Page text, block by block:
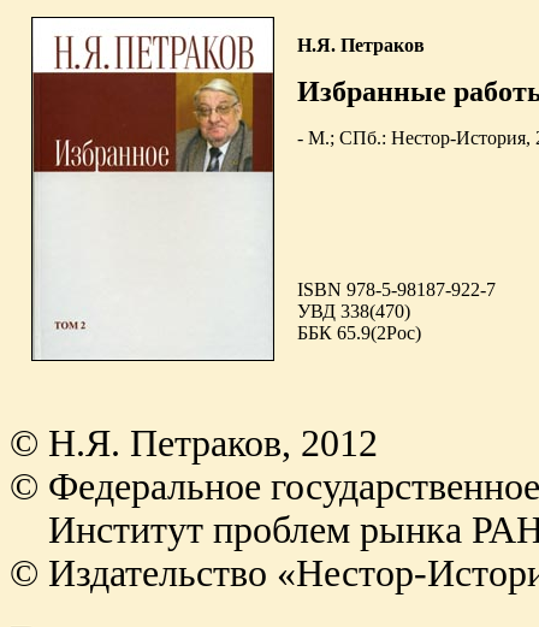
Н.Я. Петраков
Избранные
- М.; СПб.: Нестор-История,
ISBN 978-5-98187-922-7
УВД 338(470)
ББК 65.9(2Рос)
© Н.Я. Петраков, 2012
© Федеральное
Институт проблем рынка
© Издательство «Нестор-